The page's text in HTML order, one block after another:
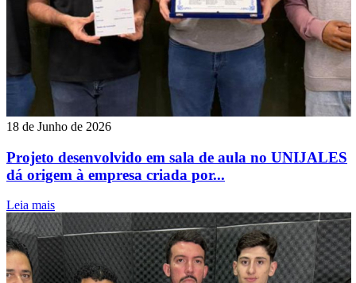
18 de Junho de 2026
Projeto desenvolvido em sala de aula no UNIJALES
dá origem à empresa criada por...
Leia mais